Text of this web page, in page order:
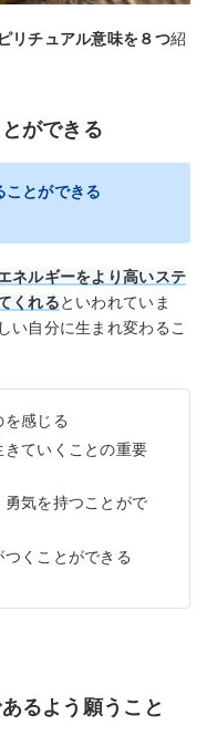
リチュアル意味を８つ紹
ができる
ことができる
ネルギーをより高いステ
くれるといわれていま
い自分に生まれ変わるこ
感じる
ていくことの重要
気を持つことがで
くことができる
るよう願うこと